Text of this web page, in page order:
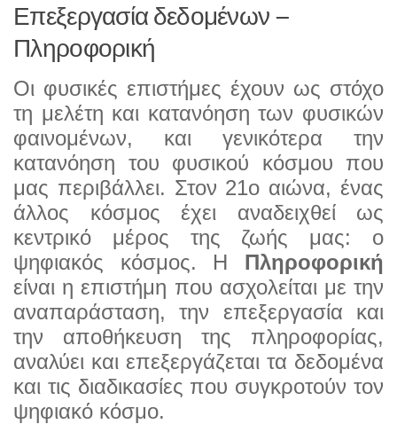
Επεξεργασία δεδομένων –
Πληροφορική
Οι φυσικές επιστήμες έχουν ως στόχο
τη μελέτη και κατανόηση των φυσικών
φαινομένων, και γενικότερα την
κατανόηση του φυσικού κόσμου που
μας περιβάλλει. Στον 21ο αιώνα, ένας
άλλος κόσμος έχει αναδειχθεί ως
κεντρικό μέρος της ζωής μας: ο
ψηφιακός κόσμος. Η Πληροφορική
είναι η επιστήμη που ασχολείται με την
αναπαράσταση, την επεξεργασία και
την αποθήκευση της πληροφορίας,
αναλύει και επεξεργάζεται τα δεδομένα
και τις διαδικασίες που συγκροτούν τον
ψηφιακό κόσμο.